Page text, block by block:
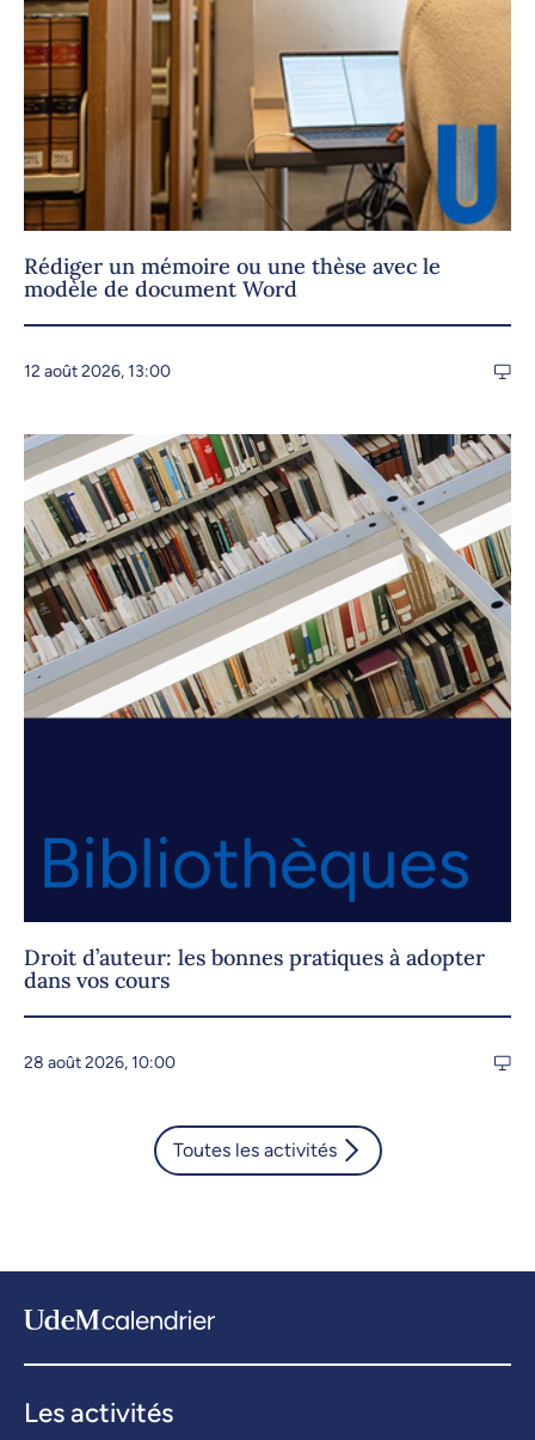
Rédiger un mémoire ou une thèse avec le
modèle de document Word
12 août 2026, 13:00
Droit d’auteur: les bonnes pratiques à adopter
dans vos cours
28 août 2026, 10:00
Toutes les activités
Les activités